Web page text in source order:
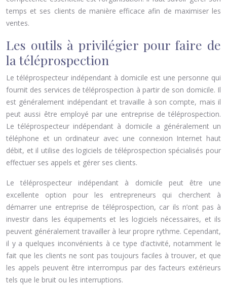
temps et ses clients de manière efficace afin de maximiser les
ventes.
Les outils à privilégier pour faire de
la téléprospection
Le téléprospecteur indépendant à domicile est une personne qui
fournit des services de téléprospection à partir de son domicile. Il
est généralement indépendant et travaille à son compte, mais il
peut aussi être employé par une entreprise de téléprospection.
Le téléprospecteur indépendant à domicile a généralement un
téléphone et un ordinateur avec une connexion Internet haut
débit, et il utilise des logiciels de téléprospection spécialisés pour
effectuer ses appels et gérer ses clients.
Le téléprospecteur indépendant à domicile peut être une
excellente option pour les entrepreneurs qui cherchent à
démarrer une entreprise de téléprospection, car ils n’ont pas à
investir dans les équipements et les logiciels nécessaires, et ils
peuvent généralement travailler à leur propre rythme. Cependant,
il y a quelques inconvénients à ce type d’activité, notamment le
fait que les clients ne sont pas toujours faciles à trouver, et que
les appels peuvent être interrompus par des facteurs extérieurs
tels que le bruit ou les interruptions.